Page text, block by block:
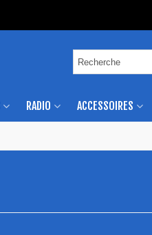
RADIO ACCESSOIRES